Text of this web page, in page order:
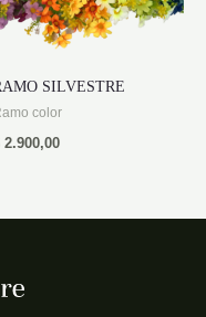
SILVESTRE
color
2.900,00